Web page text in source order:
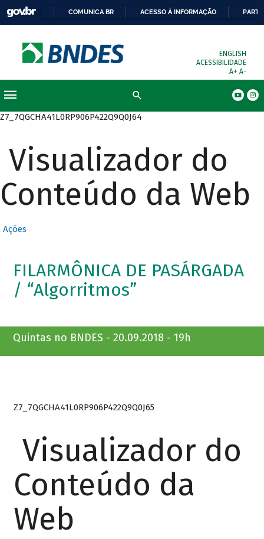
COMUNICA BR ACESSO À INFORMAÇÃO
ENGLISH
ACESSIBILIDADE
A+ A-
Z7_7QGCHA41L0RP906P422Q9Q0J64
Visualizador do
Conteúdo da Web
Ações
FILARMÔNICA DE PASÁRGADA
/ “Algorritmos”
Quintas no BNDES - 20.09.2018 - 19h
Z7_7QGCHA41L0RP906P422Q9Q0J65
Visualizador do
Conteúdo da
Web